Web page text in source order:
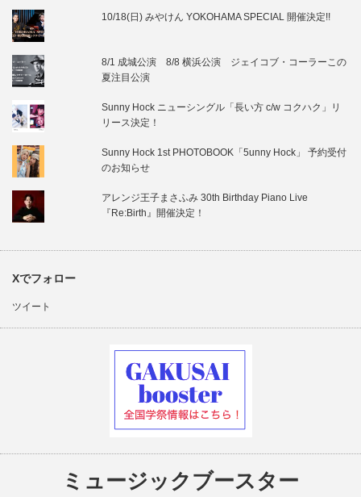
10/18(日) みやけん YOKOHAMA SPECIAL 開催決定!!
8/1 成城公演 8/8 横浜公演 ジェイコブ・コーラーこの
夏注目公演
Sunny Hock ニューシングル「長い方 c/w コクハク」リ
リース決定！
Sunny Hock 1st PHOTOBOOK「5unny Hock」 予約受付
のお知らせ
アレンジ王子まさふみ 30th Birthday Piano Live
『Re:Birth』開催決定！
Xでフォロー
ツイート
ミュージックブースター